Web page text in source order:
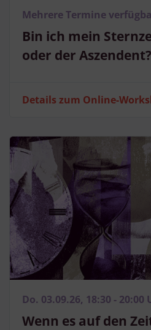
Mehrere Termine
Bin ich mein
oder der Aszendent?
Details zum Online-
Do. 03.09.26, 18:30 - 20:00
Wenn es auf den